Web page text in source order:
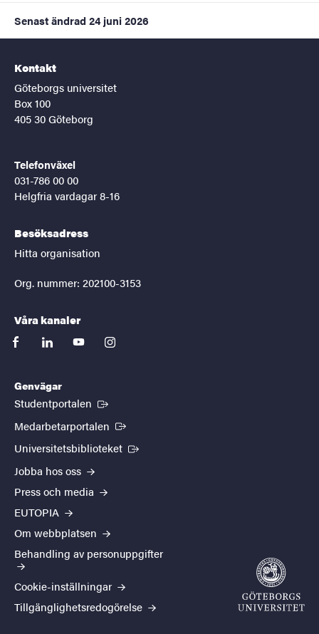
Senast ändrad 24 juni 2026
Kontakt
Göteborgs universitet
Box 100
405 30 Göteborg
Telefonväxel
031-786 00 00
Helgfria vardagar 8-16
Besöksadress
Hitta organisation
Org. nummer: 202100-3153
Våra kanaler
facebooklinkedinyoutubeinstagram
Genvägar
Studentportalen (Extern länk)
Medarbetarportalen (Extern länk)
Universitetsbiblioteket (Extern länk)
Jobba hos oss
Press och media
EUTOPIA
Om webbplatsen
Behandling av personuppgifter
Cookie-inställningar
Tillgänglighetsredogörelse